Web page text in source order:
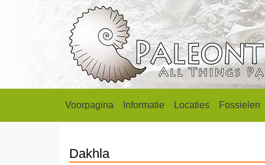
Voorpagina Informatie Locaties Fossielen
Dakhla